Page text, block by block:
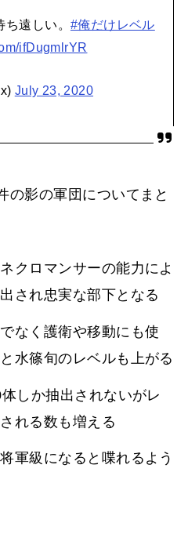
遠しい。 #俺だけレベル
ifDugmlrYR
July 23, 2020
の影の軍団についてまと
クロマンサーの能力によ
され忠実な部下となる
なく護衛や移動にも使
水篠旬のレベルも上がる
しか抽出されないがレ
れる数も増える
軍級になると喋れるよう